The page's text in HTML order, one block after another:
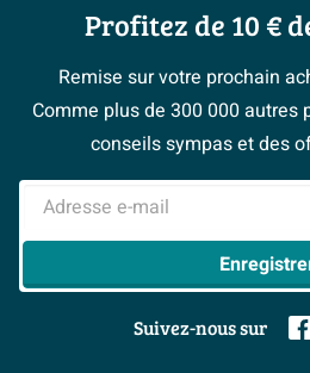
Garantie & réclamations
Politique d’avis
> Service client
Les bons tuyaux
Espace bricolage
> Espace Conseil
Moodboards
Magazine
#Mysawiday
> Inspiration salle de bains
Qui est Sawiday ?
Postes vacants
Espace Pro
BeCommerce
> Tout sur nos showrooms
Profitez de 10 €
Remise sur votre prochain
Comme plus de 300 000 autres
conseils sympas et des
Adresse e-mail
Suivez-nous sur